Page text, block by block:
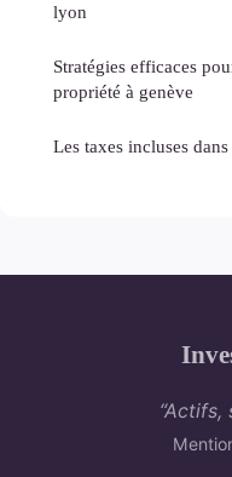
lyon
Stratégies efficaces
propriété à genève
Les taxes incluses
“Actifs,